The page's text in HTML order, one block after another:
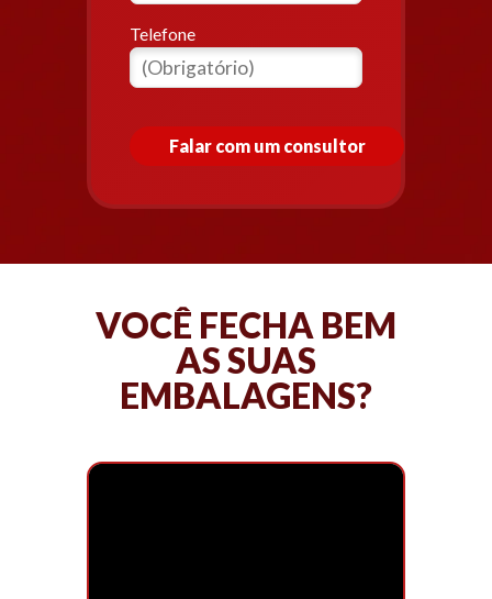
Telefone
Falar com um consultor
VOCÊ FECHA BEM
AS SUAS
EMBALAGENS?